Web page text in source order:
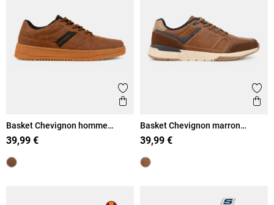
Ajouter aux favoris
Aperçu rapide
Basket Chevignon homme
marron (41-46)
39,99 €
Basket Chevignon marron
homme (41-46)
39,99 €